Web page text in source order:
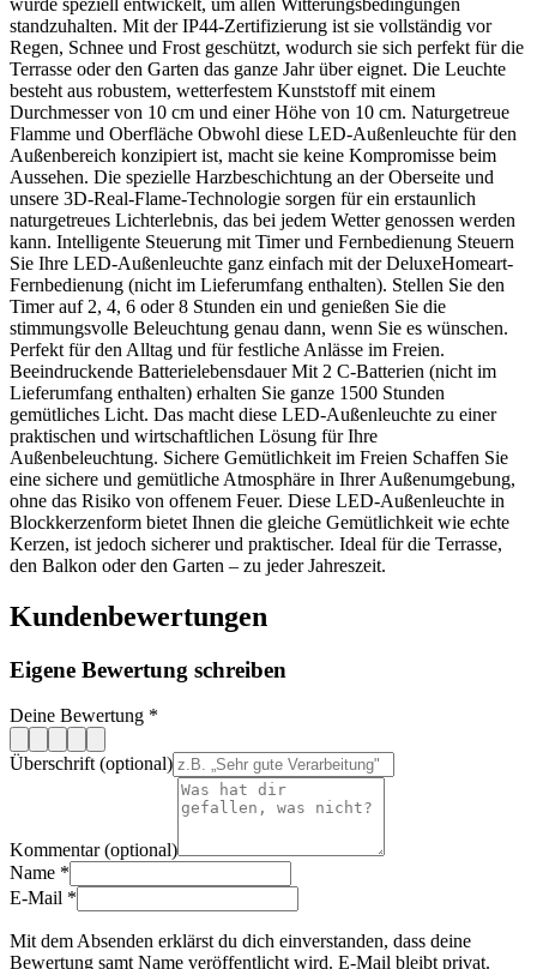
standzuhalten. Mit der IP44-Zertifizierung ist sie vollständig vor
Regen, Schnee und Frost geschützt, wodurch sie sich perfekt für die
Terrasse oder den Garten das ganze Jahr über eignet. Die Leuchte
besteht aus robustem, wetterfestem Kunststoff mit einem
Durchmesser von 10 cm und einer Höhe von 10 cm. Naturgetreue
Flamme und Oberfläche Obwohl diese LED-Außenleuchte für den
Außenbereich konzipiert ist, macht sie keine Kompromisse beim
Aussehen. Die spezielle Harzbeschichtung an der Oberseite und
unsere 3D-Real-Flame-Technologie sorgen für ein erstaunlich
naturgetreues Lichterlebnis, das bei jedem Wetter genossen werden
kann. Intelligente Steuerung mit Timer und Fernbedienung Steuern
Sie Ihre LED-Außenleuchte ganz einfach mit der DeluxeHomeart-
Fernbedienung (nicht im Lieferumfang enthalten). Stellen Sie den
Timer auf 2, 4, 6 oder 8 Stunden ein und genießen Sie die
stimmungsvolle Beleuchtung genau dann, wenn Sie es wünschen.
Perfekt für den Alltag und für festliche Anlässe im Freien.
Beeindruckende Batterielebensdauer Mit 2 C-Batterien (nicht im
Lieferumfang enthalten) erhalten Sie ganze 1500 Stunden
gemütliches Licht. Das macht diese LED-Außenleuchte zu einer
praktischen und wirtschaftlichen Lösung für Ihre
Außenbeleuchtung. Sichere Gemütlichkeit im Freien Schaffen Sie
eine sichere und gemütliche Atmosphäre in Ihrer Außenumgebung,
ohne das Risiko von offenem Feuer. Diese LED-Außenleuchte in
Blockkerzenform bietet Ihnen die gleiche Gemütlichkeit wie echte
Kerzen, ist jedoch sicherer und praktischer. Ideal für die Terrasse,
den Balkon oder den Garten – zu jeder Jahreszeit.
Kundenbewertungen
Eigene Bewertung schreiben
Deine Bewertung *
Überschrift (optional)
Kommentar (optional)
Name *
E-Mail *
Mit dem Absenden erklärst du dich einverstanden, dass deine
Bewertung samt Name veröffentlicht wird. E-Mail bleibt privat.